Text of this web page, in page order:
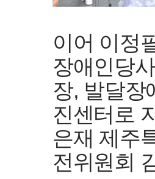
이어 이정
장애인당
장, 발달장
진센터로
은재 제주
전위원회